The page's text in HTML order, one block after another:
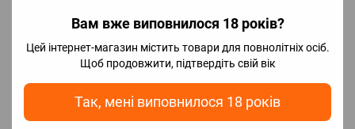
Вам вже виповнилося 18 років?
Цей інтернет-магазин містить товари для повнолітніх осіб.
Щоб продовжити, підтвердіть свій вік
Так, мені виповнилося 18 років
Відгуки